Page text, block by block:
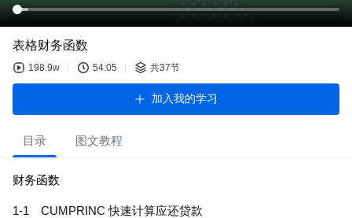
表格财务函数
198.9w 54:05 共37节
加入我的学习
目录 图文教程
财务函数
1-1
CUMPRINC 快速计算应还贷款